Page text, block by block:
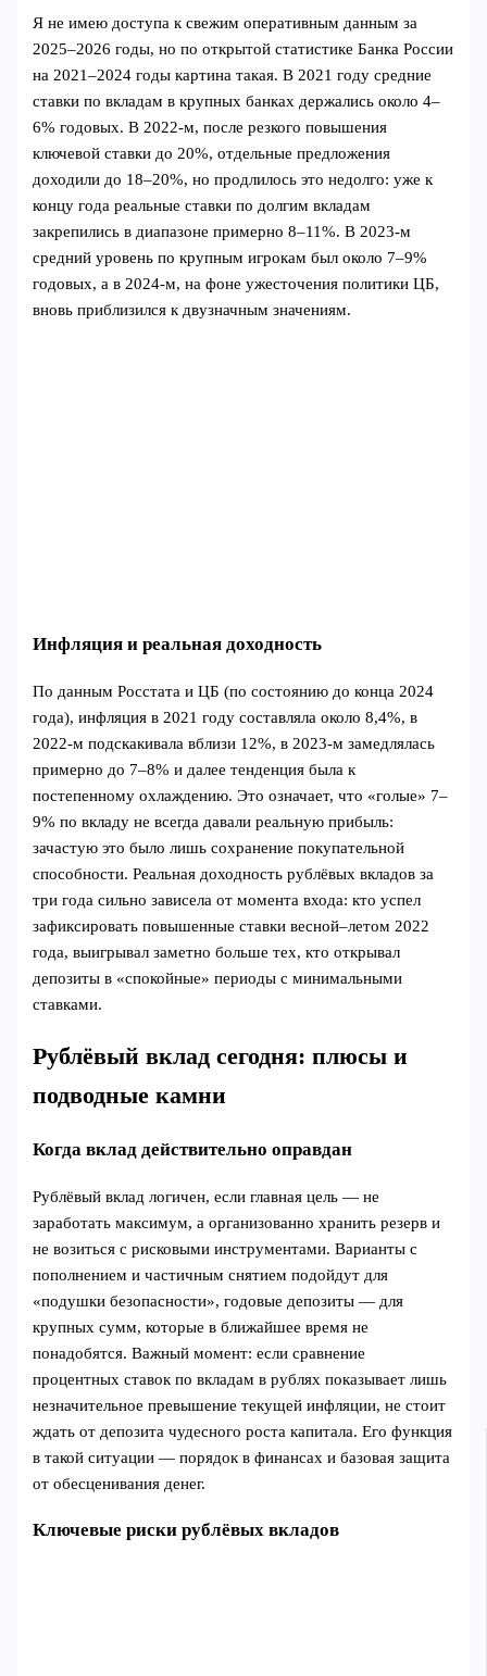
Я не имею доступа к свежим оперативным данным за
2025–2026 годы, но по открытой статистике Банка России
на 2021–2024 годы картина такая. В 2021 году средние
ставки по вкладам в крупных банках держались около 4–
6% годовых. В 2022‑м, после резкого повышения
ключевой ставки до 20%, отдельные предложения
доходили до 18–20%, но продлилось это недолго: уже к
концу года реальные ставки по долгим вкладам
закрепились в диапазоне примерно 8–11%. В 2023‑м
средний уровень по крупным игрокам был около 7–9%
годовых, а в 2024‑м, на фоне ужесточения политики ЦБ,
вновь приблизился к двузначным значениям.
Инфляция и реальная доходность
По данным Росстата и ЦБ (по состоянию до конца 2024
года), инфляция в 2021 году составляла около 8,4%, в
2022‑м подскакивала вблизи 12%, в 2023‑м замедлялась
примерно до 7–8% и далее тенденция была к
постепенному охлаждению. Это означает, что «голые» 7–
9% по вкладу не всегда давали реальную прибыль:
зачастую это было лишь сохранение покупательной
способности. Реальная доходность рублёвых вкладов за
три года сильно зависела от момента входа: кто успел
зафиксировать повышенные ставки весной–летом 2022
года, выигрывал заметно больше тех, кто открывал
депозиты в «спокойные» периоды с минимальными
ставками.
Рублёвый вклад сегодня: плюсы и
подводные камни
Когда вклад действительно оправдан
Рублёвый вклад логичен, если главная цель — не
заработать максимум, а организованно хранить резерв и
не возиться с рисковыми инструментами. Варианты с
пополнением и частичным снятием подойдут для
«подушки безопасности», годовые депозиты — для
крупных сумм, которые в ближайшее время не
понадобятся. Важный момент: если сравнение
процентных ставок по вкладам в рублях показывает лишь
незначительное превышение текущей инфляции, не стоит
ждать от депозита чудесного роста капитала. Его функция
в такой ситуации — порядок в финансах и базовая защита
от обесценивания денег.
Ключевые риски рублёвых вкладов